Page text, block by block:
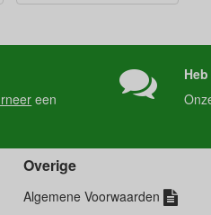
een
Overige
Algemene Voorwaarden